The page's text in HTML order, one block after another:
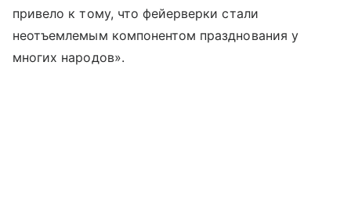
привело к тому, что фейерверки стали
неотъемлемым компонентом празднования у
многих народов».